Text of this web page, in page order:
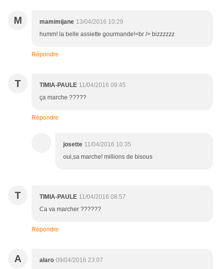
M mamimijane 13/04/2016 10:29
humm! la belle assiette gourmande!<br /> bizzzzzz
Répondre
T TIMIA-PAULE 11/04/2016 09:45
ça marche ?????
Répondre
josette 11/04/2016 10:35
oui,sa marche! millions de bisous
T TIMIA-PAULE 11/04/2016 08:57
Ca va marcher ??????
Répondre
A alaro 09/04/2016 23:07